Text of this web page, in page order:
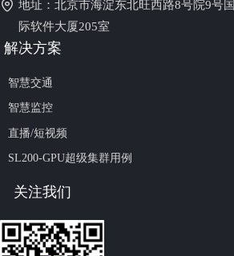
地址： 北京市海淀东北旺西路8号院9号国
际软件大厦205室
关注我们
智慧交通
智慧监控
直播/短视频
SL200-GPU超级集群用例
解决方案